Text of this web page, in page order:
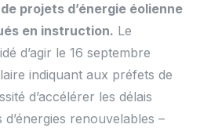
projets d’énergie éolienne
en instruction. Le
d’agir le 16 septembre
indiquant aux préfets de
d’accélérer les délais
d’énergies renouvelables –